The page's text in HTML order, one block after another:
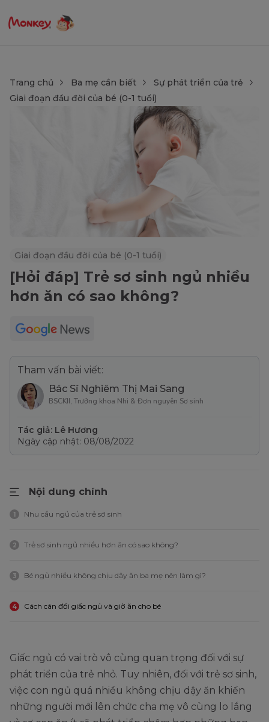
Trang chủ Ba mẹ cần biết
Sự phát triển của trẻ
Giai đoạn đầu đời của bé (0-1 tuổi)
Giai đoạn đầu đời của bé (0-1 tuổi)
[Hỏi đáp] Trẻ sơ sinh ngủ nhiều
hơn ăn có sao không?
Tham vấn bài viết:
Bác Sĩ Nghiêm Thị Mai Sang
BSCKII, Trưởng khoa Nhi & Đơn nguyên Sơ sinh
Tác giả: Lê Hương
Ngày cập nhật: 08/08/2022
Nội dung chính
1 Nhu cầu ngủ của trẻ sơ sinh
2 Trẻ sơ sinh ngủ nhiều hơn ăn có sao không?
3 Bé ngủ nhiều không chịu dậy ăn ba mẹ nên làm gì?
4 Cách cân đối giấc ngủ và giờ ăn cho bé
Giấc ngủ có vai trò vô cùng quan trọng đối với sự
phát triển của trẻ nhỏ. Tuy nhiên, đối với trẻ sơ sinh,
việc con ngủ quá nhiều không chịu dậy ăn khiến
những người mới lên chức cha mẹ vô cùng lo lắng